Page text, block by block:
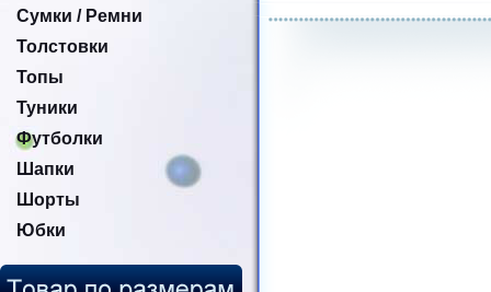
Сумки / Ремни
Толстовки
Топы
Туники
Футболки
Шапки
Шорты
Юбки